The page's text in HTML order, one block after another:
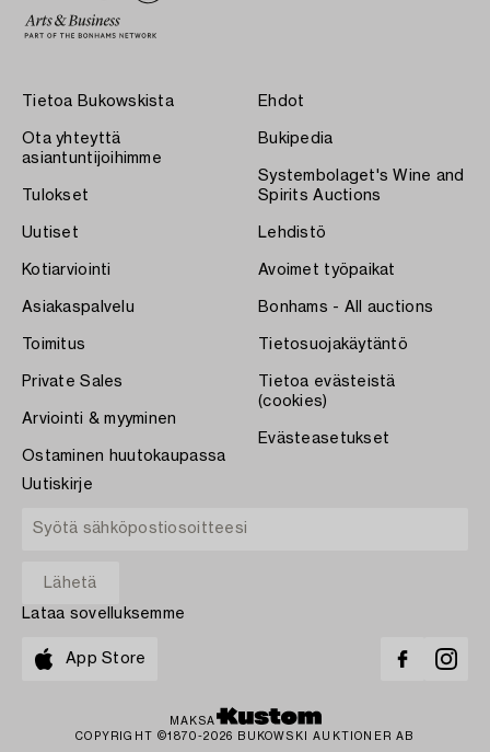
Tietoa Bukowskista
Ota yhteyttä
asiantuntijoihimme
Tulokset
Uutiset
Kotiarviointi
Asiakaspalvelu
Toimitus
Private Sales
Arviointi & myyminen
Ostaminen huutokaupassa
Ehdot
Bukipedia
Systembolaget's Wine and
Spirits Auctions
Lehdistö
Avoimet työpaikat
Bonhams - All auctions
Tietosuojakäytäntö
Tietoa evästeistä
(cookies)
Evästeasetukset
Uutiskirje
Lataa sovelluksemme
App Store
MAKSA
COPYRIGHT ©1870-2026 BUKOWSKI AUKTIONER AB